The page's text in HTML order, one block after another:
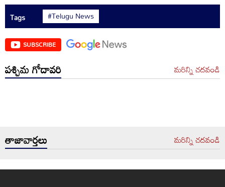
Tags #Telugu News
SUBSCRIBE
పశ్చిమ గోదావరి మరిన్ని చదవండి
తాజావార్తలు మరిన్ని చదవండి